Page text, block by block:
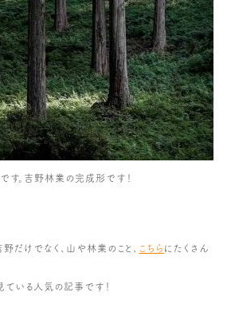
す。吉野林業の完成形です！
野だけでなく、山や林業のこと、 こちら にたくさん
ている人気の記事です！